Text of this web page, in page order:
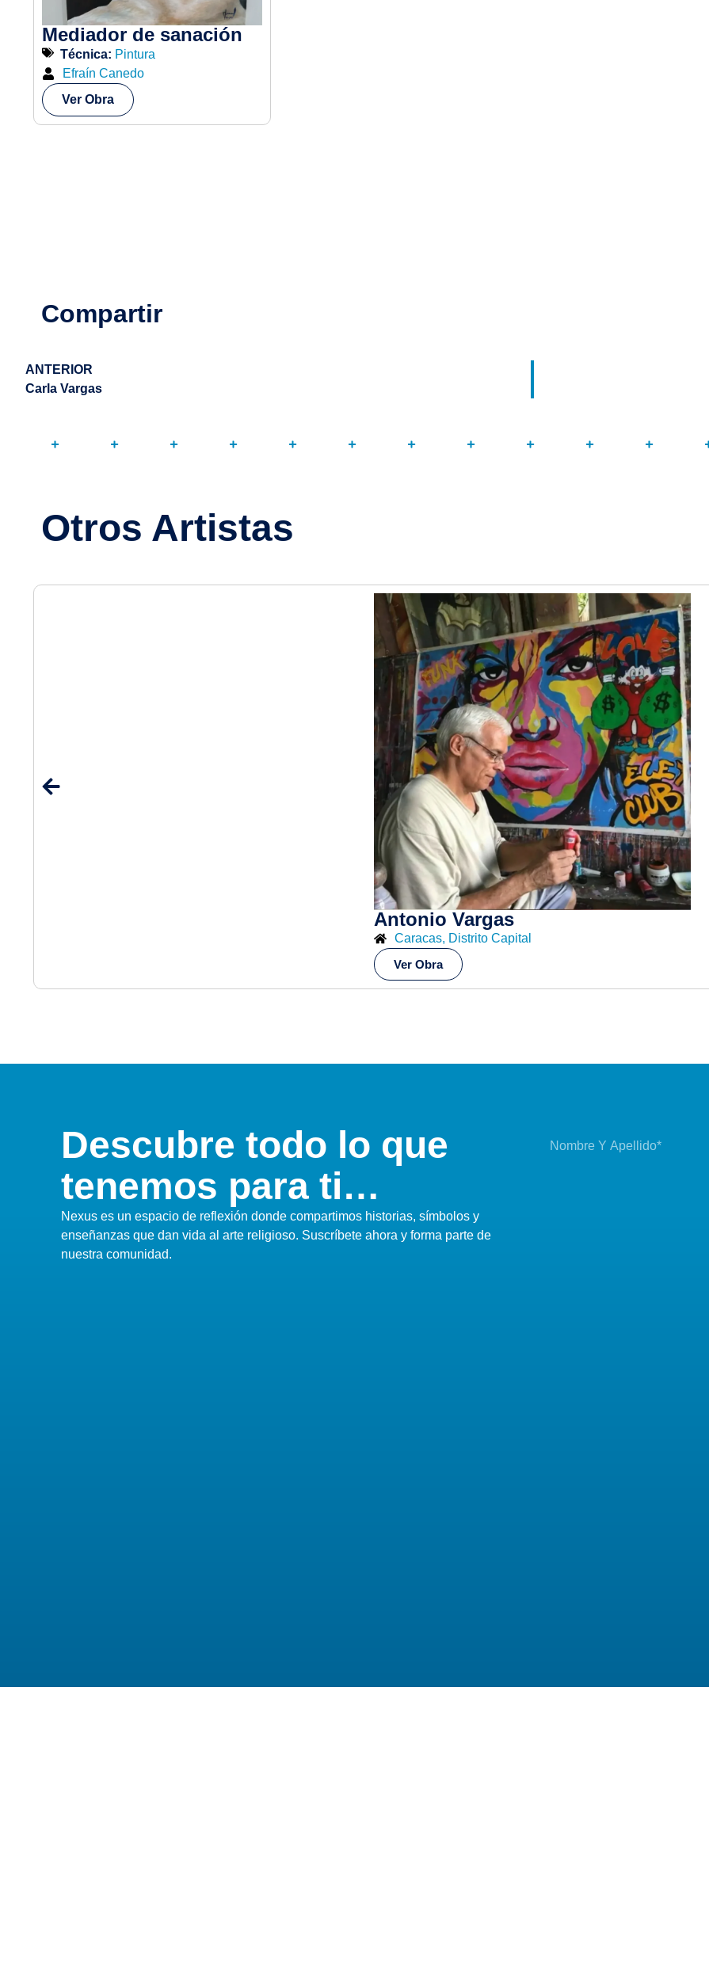
Mediador de sanación
Técnica: Pintura
Efraín Canedo
Ver Obra
Compartir
ANTERIOR
Carla Vargas
Otros Artistas
Antonio Vargas
Caracas, Distrito Capital
Ver Obra
Descubre todo lo que
tenemos para ti…
Nexus es un espacio de reflexión donde compartimos historias, símbolos y
enseñanzas que dan vida al arte religioso. Suscríbete ahora y forma parte de
nuestra comunidad.